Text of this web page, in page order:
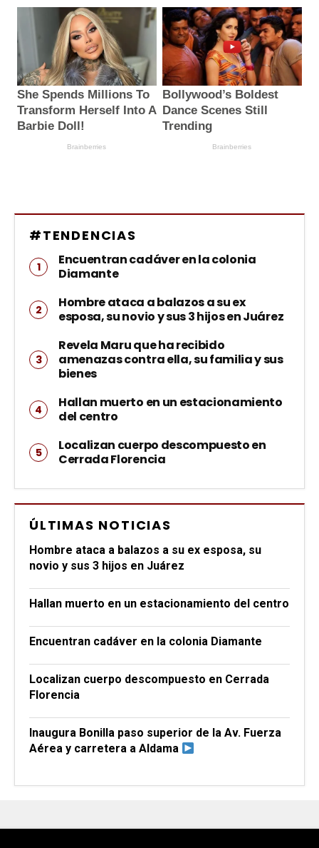
#TENDENCIAS
Encuentran cadáver en la colonia
Diamante
Hombre ataca a balazos a su ex
esposa, su novio y sus 3 hijos en Juárez
Revela Maru que ha recibido
amenazas contra ella, su familia y sus
bienes
Hallan muerto en un estacionamiento
del centro
Localizan cuerpo descompuesto en
Cerrada Florencia
ÚLTIMAS NOTICIAS
Hombre ataca a balazos a su ex esposa, su
novio y sus 3 hijos en Juárez
Hallan muerto en un estacionamiento del centro
Encuentran cadáver en la colonia Diamante
Localizan cuerpo descompuesto en Cerrada
Florencia
Inaugura Bonilla paso superior de la Av. Fuerza
Aérea y carretera a Aldama